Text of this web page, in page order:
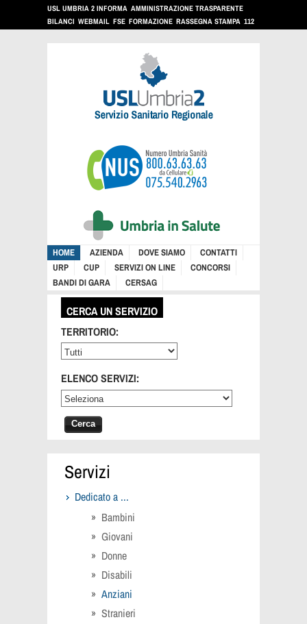
USL UMBRIA 2 INFORMA AMMINISTRAZIONE TRASPARENTE
BILANCI WEBMAIL FSE FORMAZIONE RASSEGNA STAMPA 112
HOME AZIENDA DOVE SIAMO
CONTATTI
URP
CUP SERVIZI ON LINE
CONCORSI
BANDI DI GARA
CERSAG
CERCA UN SERVIZIO
TERRITORIO:
ELENCO SERVIZI:
Servizi
Dedicato a ...
Bambini
Giovani
Donne
Disabili
Anziani
Stranieri